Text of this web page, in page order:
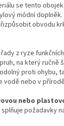
se tento
módní
obvodu
z ryze
na který ručně
proti ohybu,
vodě nebo v
nebo
splňuje požadavky